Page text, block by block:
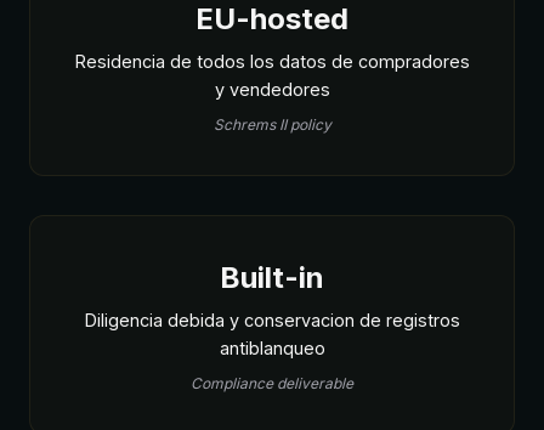
EU-hosted
Residencia de todos los datos de compradores
y vendedores
Schrems II policy
Built-in
Diligencia debida y conservacion de registros
antiblanqueo
Compliance deliverable